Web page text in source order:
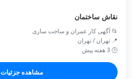
نقاش ساختمان
📂 آگهی کار عمران و ساخت سازی
📍 تهران / تهران
🕒 3 هفته پیش
مشاهده جزئیات